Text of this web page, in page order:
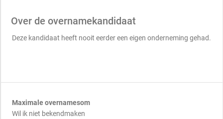
Over de overnamekandidaat
Deze kandidaat heeft nooit eerder een eigen onderneming gehad.
Maximale overnamesom
Wil ik niet bekendmaken